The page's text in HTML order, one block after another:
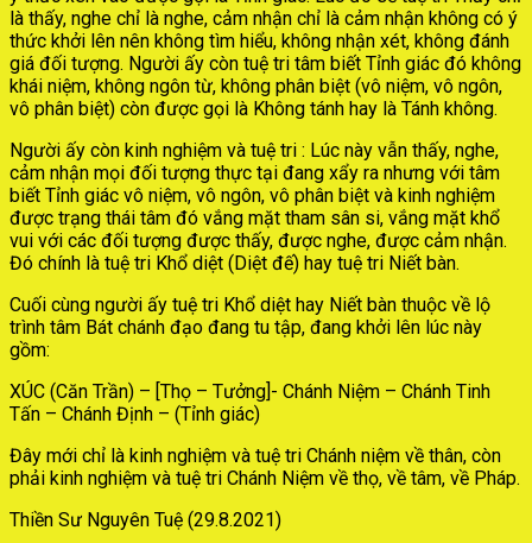
là thấy, nghe chỉ là nghe, cảm nhận chỉ là cảm nhận không có ý
thức khởi lên nên không tìm hiểu, không nhận xét, không đánh
giá đối tượng. Người ấy còn tuệ tri tâm biết Tỉnh giác đó không
khái niệm, không ngôn từ, không phân biệt (vô niệm, vô ngôn,
vô phân biệt) còn được gọi là Không tánh hay là Tánh không.
Người ấy còn kinh nghiệm và tuệ tri : Lúc này vẫn thấy, nghe,
cảm nhận mọi đối tượng thực tại đang xẩy ra nhưng với tâm
biết Tỉnh giác vô niệm, vô ngôn, vô phân biệt và kinh nghiệm
được trạng thái tâm đó vắng mặt tham sân si, vắng mặt khổ
vui với các đối tượng được thấy, được nghe, được cảm nhận.
Đó chính là tuệ tri Khổ diệt (Diệt đế) hay tuệ tri Niết bàn.
Cuối cùng người ấy tuệ tri Khổ diệt hay Niết bàn thuộc về lộ
trình tâm Bát chánh đạo đang tu tập, đang khởi lên lúc này
gồm:
XÚC (Căn Trần) – [Thọ – Tưởng]- Chánh Niệm – Chánh Tinh
Tấn – Chánh Định – (Tỉnh giác)
Đây mới chỉ là kinh nghiệm và tuệ tri Chánh niệm về thân, còn
phải kinh nghiệm và tuệ tri Chánh Niệm về thọ, về tâm, về Pháp.
Thiền Sư Nguyên Tuệ (29.8.2021)